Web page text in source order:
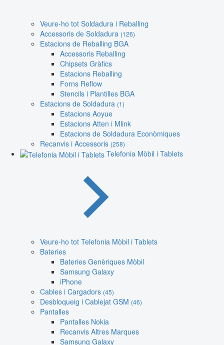
Veure-ho tot Soldadura i Reballing
Accessoris de Soldadura (126)
Estacions de Reballing BGA
Accessoris Reballing
Chipsets Gràfics
Estacions Reballing
Forns Reflow
Stencils i Plantilles BGA
Estacions de Soldadura (1)
Estacions Aoyue
Estacions Atten i Mlink
Estacions de Soldadura Econòmiques
Recanvis i Accessoris (258)
Telefonia Mòbil i Tablets
Veure-ho tot Telefonia Mòbil i Tablets
Bateries
Bateries Genèriques Mòbil
Samsung Galaxy
iPhone
Cables i Cargadors (45)
Desbloqueig i Cablejat GSM (46)
Pantalles
Pantalles Nokia
Recanvis Altres Marques
Samsung Galaxy